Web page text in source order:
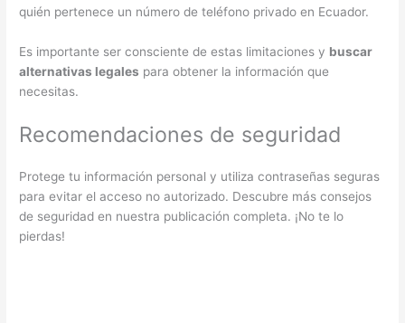
quién pertenece un número de teléfono privado en Ecuador.
Es importante ser consciente de estas limitaciones y buscar
alternativas legales para obtener la información que
necesitas.
Recomendaciones de seguridad
Protege tu información personal y utiliza contraseñas seguras
para evitar el acceso no autorizado. Descubre más consejos
de seguridad en nuestra publicación completa. ¡No te lo
pierdas!